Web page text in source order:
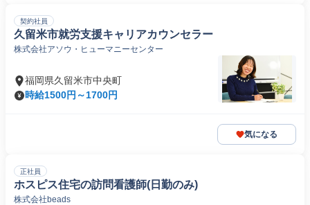
契約社員
久留米市就労支援キャリアカウンセラー
株式会社アソウ・ヒューマニーセンター
福岡県久留米市中央町
時給1500円～1700円
気になる
正社員
ホスピス住宅の訪問看護師(日勤のみ)
株式会社beads